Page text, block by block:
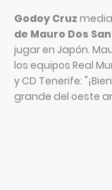
Godoy Cruz
de Mauro Dos
jugar en Japón.
los equipos Real
y CD Tenerife:
grande del oeste